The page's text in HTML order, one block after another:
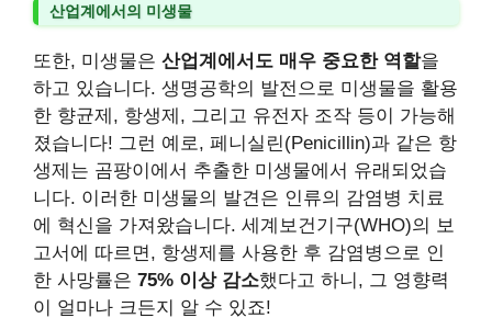
산업계에서의 미생물
또한, 미생물은 산업계에서도 매우 중요한 역할을
하고 있습니다. 생명공학의 발전으로 미생물을 활용
한 향균제, 항생제, 그리고 유전자 조작 등이 가능해
졌습니다! 그런 예로, 페니실린(Penicillin)과 같은 항
생제는 곰팡이에서 추출한 미생물에서 유래되었습
니다. 이러한 미생물의 발견은 인류의 감염병 치료
에 혁신을 가져왔습니다. 세계보건기구(WHO)의 보
고서에 따르면, 항생제를 사용한 후 감염병으로 인
한 사망률은 75% 이상 감소했다고 하니, 그 영향력
이 얼마나 크든지 알 수 있죠!